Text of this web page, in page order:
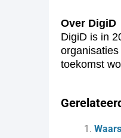
Over DigiD
DigiD is in
toekomst